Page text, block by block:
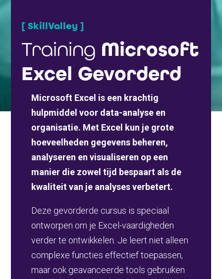
[ SkillValley ]
Training Microsoft
Excel Gevorderd
Microsoft Excel is een krachtig
hulpmiddel voor data-analyse en
organisatie. Met Excel kun je grote
hoeveelheden gegevens beheren,
analyseren en visualiseren op een
manier die zowel tijd bespaart als de
kwaliteit van je analyses verbetert.
Deze gevorderde cursus is speciaal
ontworpen om je Excel-vaardigheden
verder te ontwikkelen. Je leert niet alleen
complexe functies effectief toepassen,
maar ook geavanceerde tools gebruiken